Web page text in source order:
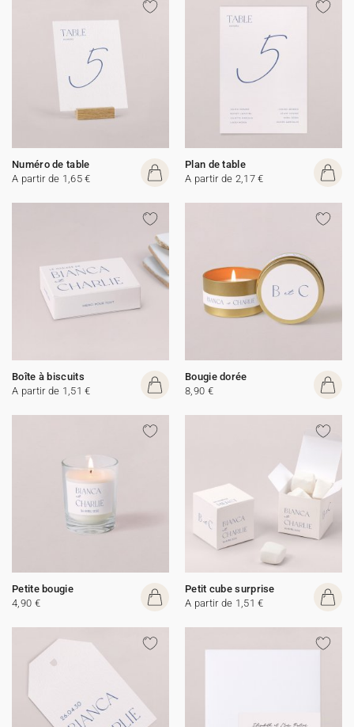
Numéro de table
A partir de 1,65 €
Plan de table
A partir de 2,17 €
Boîte à biscuits
A partir de 1,51 €
Bougie dorée
8,90 €
Petite bougie
4,90 €
Petit cube surprise
A partir de 1,51 €